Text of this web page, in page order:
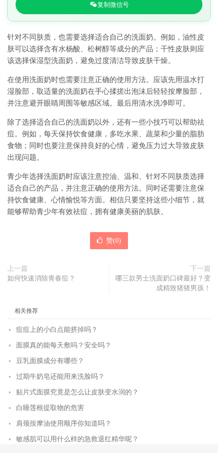
复制微信号
针对不同肤质，也需要选择适合自己的洗面奶。例如，油性皮
肤可以选择含有水杨酸、松树醇等成分的产品；干性皮肤则应
该选择保湿型洗面奶，避免过度清洁导致皮肤干燥。
在使用洗面奶时也需要注意正确的使用方法。应该先用温水打
湿脸部，取适量的洗面奶在手心揉搓出泡沫后轻轻按摩脸部，
并注意避开眼睛周围等敏感区域。最后用清水洗净即可。
除了选择适合自己的洗面奶以外，还有一些小技巧可以帮助祛
痘。例如，每天保持饮食健康，多吃水果、蔬菜和少量的脂肪
食物；同时也要注意保持良好的心情，避免压力过大导致皮肤
出现问题。
青少年选择洗面奶时应该注意控油、温和、针对不同肤质选择
适合自己的产品，并注意正确的使用方法。同时还需要注意保
持饮食健康、心情愉悦等方面。相信只要坚持这些小细节，就
能够帮助青少年有效祛痘，拥有健康美丽的肌肤。
赞(0)
上一篇
如何快速消除青春痘？
下一篇
哪三款男士洗面奶口碑最好？变
成精致猪猪男孩！
相关推荐
痘痘上的小白点能挤掉吗？
面膜真的能每天敷吗？安全吗？
豆乳面膜成分有哪些？
过期牛奶皂还能用来洗脸吗？
贴片式面膜究竟是怎么让皮肤变水润的？
白睡莲根提取物的危害
肩颈按摩油使用顺序你知道吗？
敏感肌可以用什么样的急救退红精华呢？